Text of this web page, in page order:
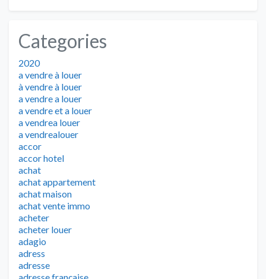
Categories
2020
a vendre à louer
à vendre à louer
a vendre a louer
a vendre et a louer
a vendrea louer
a vendrealouer
accor
accor hotel
achat
achat appartement
achat maison
achat vente immo
acheter
acheter louer
adagio
adress
adresse